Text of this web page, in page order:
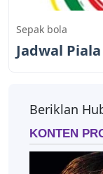
Sepak bola
Jadwal Piala
Beriklan